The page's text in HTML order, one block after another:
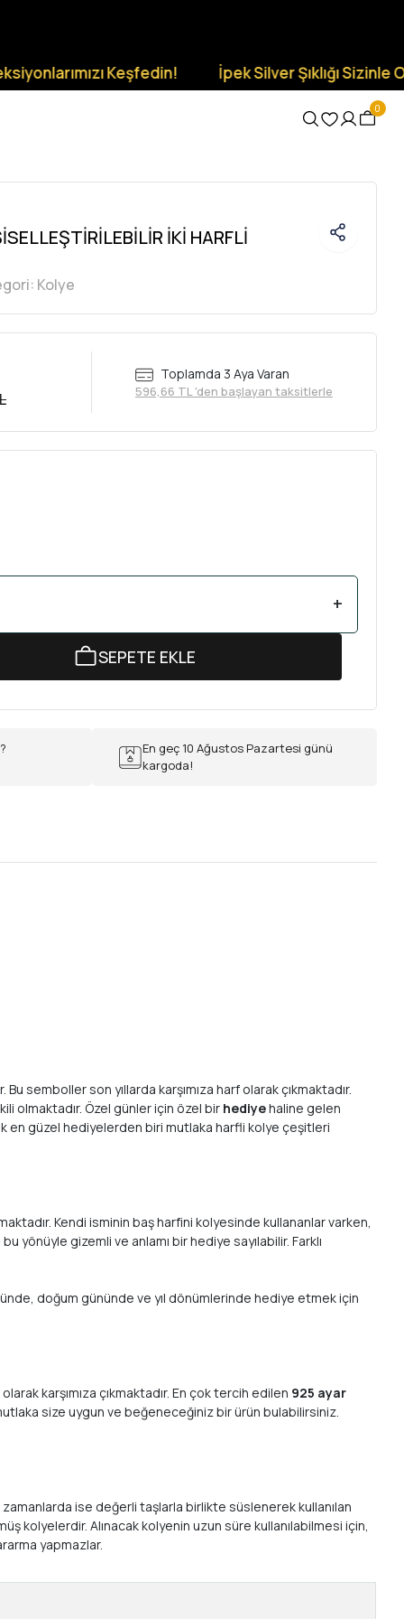
Keşfedin! İpek Silver Şıklığı Sizinle Olsun.
0
İKİ HARFLİ
Kolye
Toplamda 3 Aya Varan
596,66 TL 'den başlayan taksitlerle
+
SEPETE EKLE
En geç 10 Ağustos Pazartesi günü
kargoda!
semboller son yıllarda karşımıza harf olarak çıkmaktadır.
olmaktadır. Özel günler için özel bir hediyehaline gelen
en güzel hediyelerden biri mutlaka harfli kolye çeşitleri
Kendi isminin baş harfini kolyesinde kullananlar varken,
yönüyle gizemli ve anlamı bir hediye sayılabilir. Farklı
doğum gününde ve yıl dönümlerinde hediye etmek için
karşımıza çıkmaktadır. En çok tercih edilen 925 ayar
size uygun ve beğeneceğiniz bir ürün bulabilirsiniz.
zamanlarda ise değerli taşlarla birlikte süslenerek kullanılan
kolyelerdir. Alınacak kolyenin uzun süre kullanılabilmesi için,
yapmazlar.